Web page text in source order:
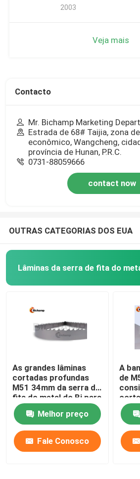
2003
Veja mais
Contacto
Mr. Bichamp Marketing
Estrada de 68# Taijia, zona
econômico, Wangcheng,
província de Hunan, P.R.C.
0731-88059666
contact now
OUTRAS CATEGORIAS DOS EUA
Lâminas da serra de fita do
As grandes lâminas
cortadas profundas
M51 34mm da serra de
fita do metal do Bi para
ligas morrem aço
Melhor preço
Fale Conosco
A
de